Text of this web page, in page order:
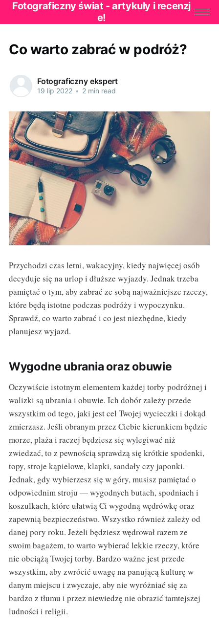
Fotograficzny świat - artykuły i recenzj
e!
Co warto zabrać w podróż?
Fotograficzny ekspert
19 lip 2022 • 2 min read
Przychodzi czas letni, wakacyjny, kiedy najwięcej osób
decyduje się na urlop i dłuższe wyjazdy. Jednak trzeba
pamiętać o tym, aby zabrać ze sobą najważniejsze rzeczy,
które będą istotne podczas podróży i wypoczynku.
Sprawdź, co warto zabrać i co jest niezbędne, kiedy
planujesz wyjazd.
Wygodne ubrania oraz obuwie
Oczywiście istotnym elementem każdej torby podróżnej i
walizki są ubrania i obuwie. Ich dobór zależy przede
wszystkim od tego, jaki jest cel Twojej wycieczki i dokąd
zmierzasz. Jeśli obranym przez Ciebie kierunkiem będzie
morze, plaża i raczej będziesz się wylegiwać niż
zwiedzać, to z pewnością sprawdzą się krótkie spodenki,
topy, stroje kąpielowe, klapki, sandały czy japonki.
Jednak, gdy wybierzesz się w góry, musisz pamiętać o
odpowiednim stroju — wygodnych butach, spodniach i
koszulkach, które ułatwią Ci wygodną wędrówkę oraz
zapewnią bezpieczeństwo. Wszystko również zależy od
danej pory roku. Jeżeli będziesz wędrował razem ze
swoim bagażem, to warto wybierać lekkie rzeczy, które
nie obciążą Twojej torby. Bardzo ważne jest przede
wszystkim, aby zwrócić uwagę na panującą kulturę w
danym miejscu i zwyczaje, aby nie wyróżniać się za
bardzo z tłumu i przez niewiedzę nie obrazić tamtejszej
ludności i religii.